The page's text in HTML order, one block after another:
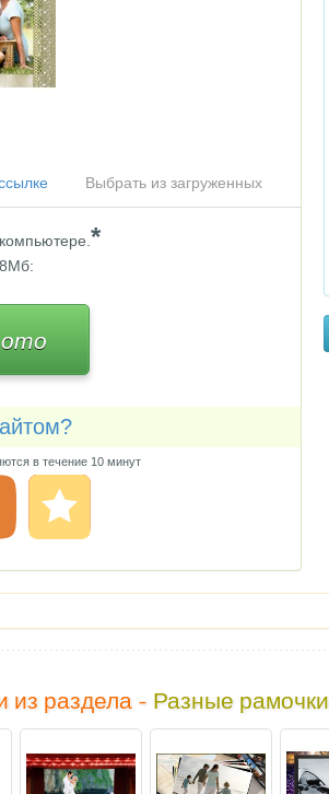
Выбрать из загруженных
*
в течение 10 минут
из раздела - Разные рамочки